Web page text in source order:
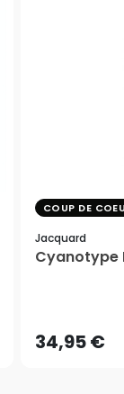
COUP DE
Jacquard
Cyanotype
34,95 €